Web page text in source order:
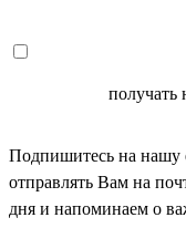
получать
Подпишитесь на нашу
отправлять Вам на
дня и напоминаем о